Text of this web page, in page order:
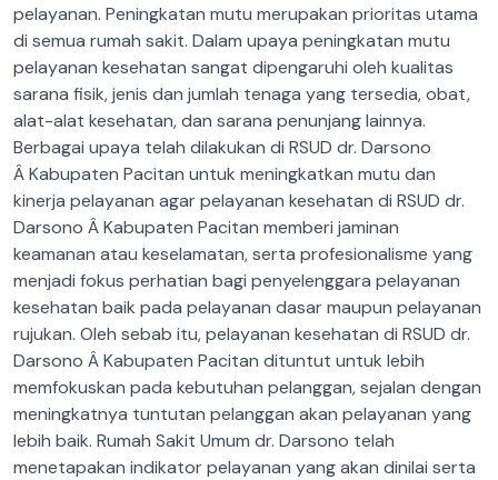
pelayanan. Peningkatan mutu merupakan prioritas utama
di semua rumah sakit. Dalam upaya peningkatan mutu
pelayanan kesehatan sangat dipengaruhi oleh kualitas
sarana fisik, jenis dan jumlah tenaga yang tersedia, obat,
alat-alat kesehatan, dan sarana penunjang lainnya.
Berbagai upaya telah dilakukan di RSUD dr. Darsono
Â Kabupaten Pacitan untuk meningkatkan mutu dan
kinerja pelayanan agar pelayanan kesehatan di RSUD dr.
Darsono Â Kabupaten Pacitan memberi jaminan
keamanan atau keselamatan, serta profesionalisme yang
menjadi fokus perhatian bagi penyelenggara pelayanan
kesehatan baik pada pelayanan dasar maupun pelayanan
rujukan. Oleh sebab itu, pelayanan kesehatan di RSUD dr.
Darsono Â Kabupaten Pacitan dituntut untuk lebih
memfokuskan pada kebutuhan pelanggan, sejalan dengan
meningkatnya tuntutan pelanggan akan pelayanan yang
lebih baik. Rumah Sakit Umum dr. Darsono telah
menetapakan indikator pelayanan yang akan dinilai serta